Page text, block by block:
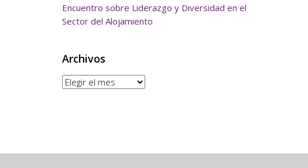
Encuentro sobre Liderazgo y Diversidad en el
Sector del Alojamiento
Archivos
Archivos